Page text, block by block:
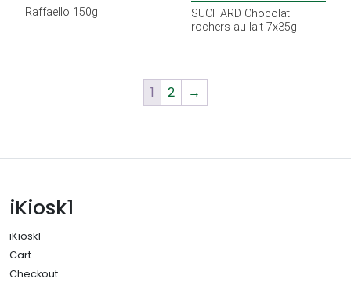
Raffaello 150g
SUCHARD Chocolat
rochers au lait 7x35g
1 2 →
iKiosk1
iKiosk1
Cart
Checkout